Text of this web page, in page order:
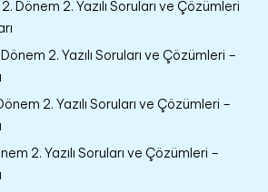
2. Dönem 2. Yazılı Soruları ve Çözümleri
Dönem 2. Yazılı Soruları ve Çözümleri –
2. Yazılı Soruları ve Çözümleri –
2. Yazılı Soruları ve Çözümleri –